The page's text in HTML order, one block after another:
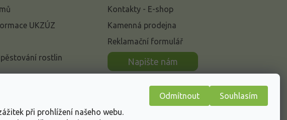
při prohlížení našeho webu.
Odmítnout Souhlasím
UKZÚZ
rostlin
Kontakty - E-shop
Kamenná prodejna
Reklamační formulář
Napište nám